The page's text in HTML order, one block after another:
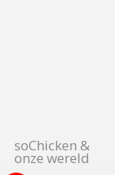
soChicken &
onze wereld